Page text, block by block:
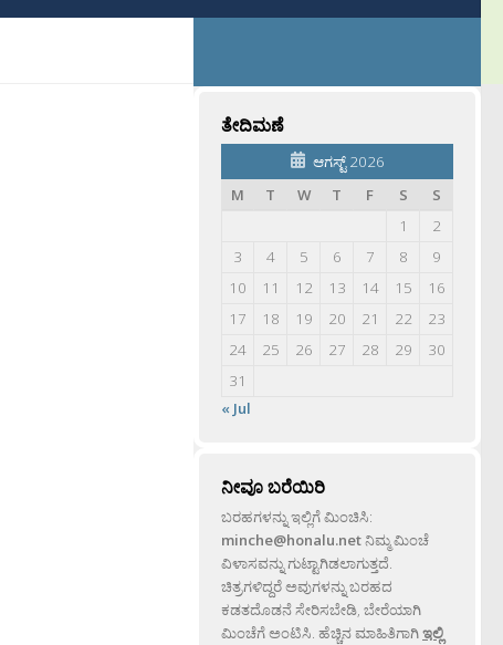
ತೇದಿಮಣೆ
ಆಗಸ್ಟ್ 2026
M
T W T F S
S
1
2
3
4 5 6 7 8
9
10
11 12 13 14 15
16
17
18 19 20 21 22
23
24
25 26 27 28 29
30
31
« Jul
ನೀವೂ ಬರೆಯಿರಿ
ಬರಹಗಳನ್ನು ಇಲ್ಲಿಗೆ ಮಿಂಚಿಸಿ:
minche@honalu.netನಿಮ್ಮ ಮಿಂಚೆ
ವಿಳಾಸವನ್ನು ಗುಟ್ಟಾಗಿಡಲಾಗುತ್ತದೆ.
ಚಿತ್ರಗಳಿದ್ದರೆ ಅವುಗಳನ್ನು ಬರಹದ
ಕಡತದೊಡನೆ ಸೇರಿಸಬೇಡಿ, ಬೇರೆಯಾಗಿ
ಮಿಂಚೆಗೆ ಅಂಟಿಸಿ. ಹೆಚ್ಚಿನ ಮಾಹಿತಿಗಾಗಿಇಲ್ಲಿ